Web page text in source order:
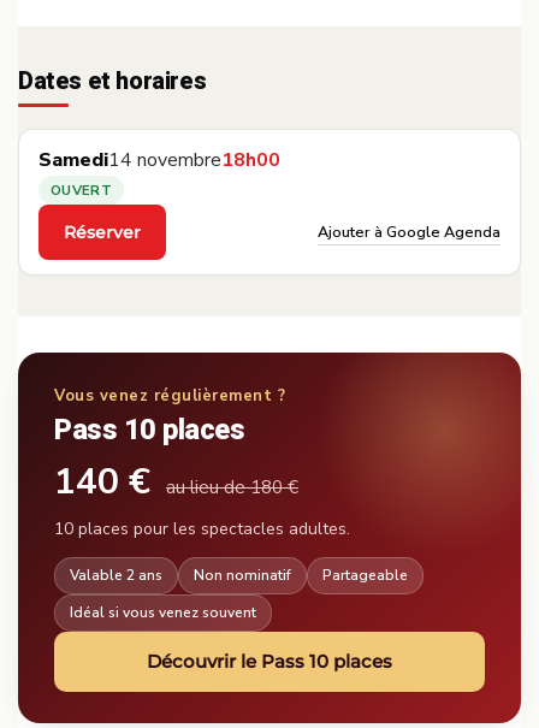
Dates et horaires
Samedi14 novembre18h00
OUVERT
Réserver
·
Ajouter à Google Agenda
Vous venez régulièrement ?
Pass 10 places
140 € au lieu de 180 €
10 places pour les spectacles adultes.
Valable 2 ans Non nominatif
Partageable
Idéal si vous venez souvent
Découvrir le Pass 10 places